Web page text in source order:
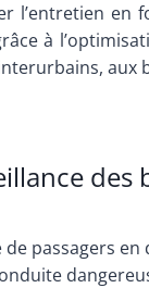
l’entretien en
à
aux
des
passagers